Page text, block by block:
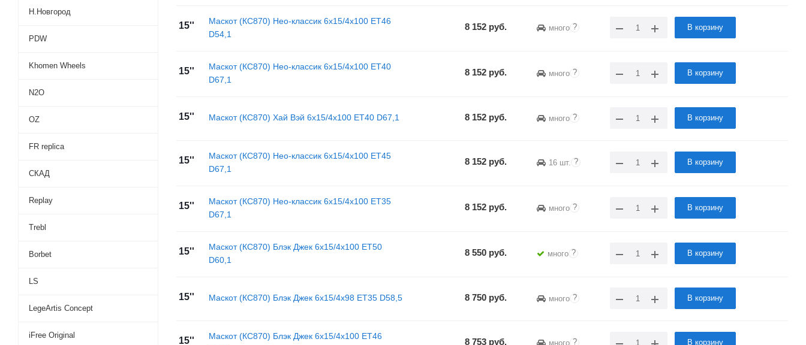
15''
Маскот (КС870) Нео-классик 6x15/4x100 ET46
D54,1
8 152 руб. много ? В корзину
15''
Маскот (КС870) Нео-классик 6x15/4x100 ET40
D67,1
8 152 руб. много ? В корзину
15'' Маскот (КС870) Хай Вэй 6x15/4x100 ET40 D67,1 8 152 руб. много ? В корзину
15''
Маскот (КС870) Нео-классик 6x15/4x100 ET45
D67,1
8 152 руб. 16 шт. ? В корзину
15''
Маскот (КС870) Нео-классик 6x15/4x100 ET35
D67,1
8 152 руб. много ? В корзину
15''
Маскот (КС870) Блэк Джек 6x15/4x100 ET50
D60,1
8 550 руб. много ? В корзину
15'' Маскот (КС870) Блэк Джек 6x15/4x98 ET35 D58,5 8 750 руб. много ? В корзину
15''
Маскот (КС870) Блэк Джек 6x15/4x100 ET46
8 753 руб. много ? В корзину
Н.Новгород
PDW
Khomen Wheels
N2O
OZ
FR replica
СКАД
Replay
Trebl
Borbet
LS
LegeArtis Concept
iFree Original